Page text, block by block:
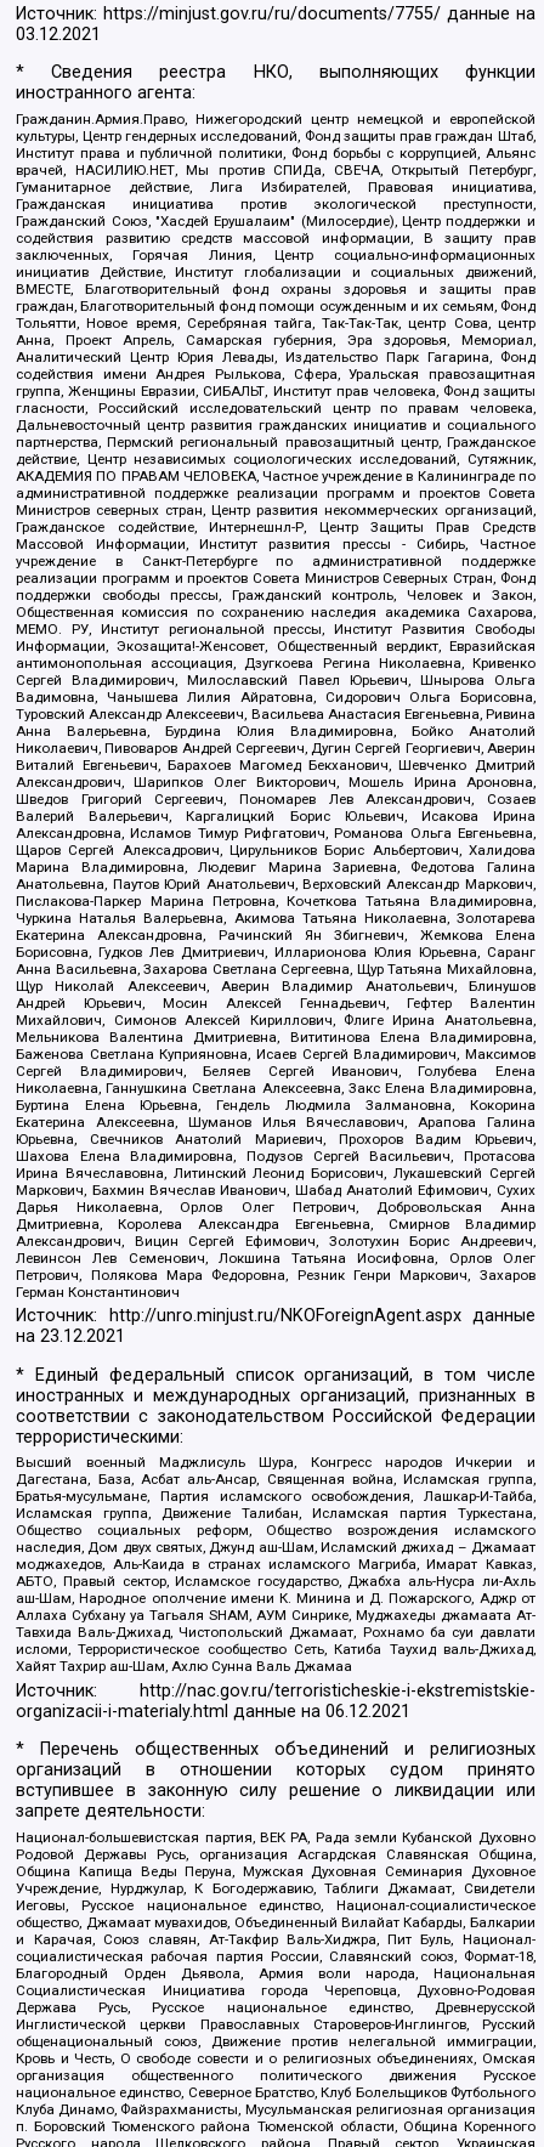
Источник: https://minjust.gov.ru/ru/documents/7755/ данные на
03.12.2021
* Сведения реестра НКО, выполняющих функции
иностранного агента:
Гражданин.Армия.Право, Нижегородский центр немецкой и европейской
культуры, Центр гендерных исследований, Фонд защиты прав граждан Штаб,
Институт права и публичной политики, Фонд борьбы с коррупцией, Альянс
врачей, НАСИЛИЮ.НЕТ, Мы против СПИДа, СВЕЧА, Открытый Петербург,
Гуманитарное действие, Лига Избирателей, Правовая инициатива,
Гражданская инициатива против экологической преступности,
Гражданский Союз, "Хасдей Ерушалаим" (Милосердие), Центр поддержки и
содействия развитию средств массовой информации, В защиту прав
заключенных, Горячая Линия, Центр социально-информационных
инициатив Действие, Институт глобализации и социальных движений,
ВМЕСТЕ, Благотворительный фонд охраны здоровья и защиты прав
граждан, Благотворительный фонд помощи осужденным и их семьям, Фонд
Тольятти, Новое время, Серебряная тайга, Так-Так-Так, центр Сова, центр
Анна, Проект Апрель, Самарская губерния, Эра здоровья, Мемориал,
Аналитический Центр Юрия Левады, Издательство Парк Гагарина, Фонд
содействия имени Андрея Рылькова, Сфера, Уральская правозащитная
группа, Женщины Евразии, СИБАЛЬТ, Институт прав человека, Фонд защиты
гласности, Российский исследовательский центр по правам человека,
Дальневосточный центр развития гражданских инициатив и социального
партнерства, Пермский региональный правозащитный центр, Гражданское
действие, Центр независимых социологических исследований, Сутяжник,
АКАДЕМИЯ ПО ПРАВАМ ЧЕЛОВЕКА, Частное учреждение в Калининграде по
административной поддержке реализации программ и проектов Совета
Министров северных стран, Центр развития некоммерческих организаций,
Гражданское содействие, Интернешнл-Р, Центр Защиты Прав Средств
Массовой Информации, Институт развития прессы - Сибирь, Частное
учреждение в Санкт-Петербурге по административной поддержке
реализации программ и проектов Совета Министров Северных Стран, Фонд
поддержки свободы прессы, Гражданский контроль, Человек и Закон,
Общественная комиссия по сохранению наследия академика Сахарова,
МЕМО. РУ, Институт региональной прессы, Институт Развития Свободы
Информации, Экозащита!-Женсовет, Общественный вердикт, Евразийская
антимонопольная ассоциация, Дзугкоева Регина Николаевна, Кривенко
Сергей Владимирович, Милославский Павел Юрьевич, Шнырова Ольга
Вадимовна, Чанышева Лилия Айратовна, Сидорович Ольга Борисовна,
Туровский Александр Алексеевич, Васильева Анастасия Евгеньевна, Ривина
Анна Валерьевна, Бурдина Юлия Владимировна, Бойко Анатолий
Николаевич, Пивоваров Андрей Сергеевич, Дугин Сергей Георгиевич, Аверин
Виталий Евгеньевич, Барахоев Магомед Бекханович, Шевченко Дмитрий
Александрович, Шарипков Олег Викторович, Мошель Ирина Ароновна,
Шведов Григорий Сергеевич, Пономарев Лев Александрович, Созаев
Валерий Валерьевич, Каргалицкий Борис Юльевич, Исакова Ирина
Александровна, Исламов Тимур Рифгатович, Романова Ольга Евгеньевна,
Щаров Сергей Алексадрович, Цирульников Борис Альбертович, Халидова
Марина Владимировна, Людевиг Марина Зариевна, Федотова Галина
Анатольевна, Паутов Юрий Анатольевич, Верховский Александр Маркович,
Пислакова-Паркер Марина Петровна, Кочеткова Татьяна Владимировна,
Чуркина Наталья Валерьевна, Акимова Татьяна Николаевна, Золотарева
Екатерина Александровна, Рачинский Ян Збигневич, Жемкова Елена
Борисовна, Гудков Лев Дмитриевич, Илларионова Юлия Юрьевна, Саранг
Анна Васильевна, Захарова Светлана Сергеевна, Щур Татьяна Михайловна,
Щур Николай Алексеевич, Аверин Владимир Анатольевич, Блинушов
Андрей Юрьевич, Мосин Алексей Геннадьевич, Гефтер Валентин
Михайлович, Симонов Алексей Кириллович, Флиге Ирина Анатольевна,
Мельникова Валентина Дмитриевна, Вититинова Елена Владимировна,
Баженова Светлана Куприяновна, Исаев Сергей Владимирович, Максимов
Сергей Владимирович, Беляев Сергей Иванович, Голубева Елена
Николаевна, Ганнушкина Светлана Алексеевна, Закс Елена Владимировна,
Буртина Елена Юрьевна, Гендель Людмила Залмановна, Кокорина
Екатерина Алексеевна, Шуманов Илья Вячеславович, Арапова Галина
Юрьевна, Свечников Анатолий Мариевич, Прохоров Вадим Юрьевич,
Шахова Елена Владимировна, Подузов Сергей Васильевич, Протасова
Ирина Вячеславовна, Литинский Леонид Борисович, Лукашевский Сергей
Маркович, Бахмин Вячеслав Иванович, Шабад Анатолий Ефимович, Сухих
Дарья Николаевна, Орлов Олег Петрович, Добровольская Анна
Дмитриевна, Королева Александра Евгеньевна, Смирнов Владимир
Александрович, Вицин Сергей Ефимович, Золотухин Борис Андреевич,
Левинсон Лев Семенович, Локшина Татьяна Иосифовна, Орлов Олег
Петрович, Полякова Мара Федоровна, Резник Генри Маркович, Захаров
Герман Константинович
Источник: http://unro.minjust.ru/NKOForeignAgent.aspxданные
на23.12.2021
* Единый федеральный список организаций, в том числе
иностранных и международных организаций, признанных в
соответствии с законодательством Российской Федерации
террористическими:
Высший военный Маджлисуль Шура, Конгресс народов Ичкерии и
Дагестана, База, Асбат аль-Ансар, Священная война, Исламская группа,
Братья-мусульмане, Партия исламского освобождения, Лашкар-И-Тайба,
Исламская группа, Движение Талибан, Исламская партия Туркестана,
Общество социальных реформ, Общество возрождения исламского
наследия, Дом двух святых, Джунд аш-Шам, Исламский джихад – Джамаат
моджахедов, Аль-Каида в странах исламского Магриба, Имарат Кавказ,
АБТО, Правый сектор, Исламское государство, Джабха аль-Нусра ли-Ахль
аш-Шам, Народное ополчение имени К. Минина и Д. Пожарского, Аджр от
Аллаха Субхану уа Тагьаля SHAM, АУМ Синрике, Муджахеды джамаата Ат-
Тавхида Валь-Джихад, Чистопольский Джамаат, Рохнамо ба суи давлати
исломи, Террористическое сообщество Сеть, Катиба Таухид валь-Джихад,
Хайят Тахрир аш-Шам, Ахлю Сунна Валь Джамаа
Источник:
http://nac.gov.ru/terroristicheskie-i-ekstremistskie-
organizacii-i-materialy.html данные на06.12.2021
* Перечень общественных объединений и религиозных
организаций в отношении которых судом принято
вступившее в законную силу решение о ликвидации или
запрете деятельности:
Национал-большевистская партия, ВЕК РА, Рада земли Кубанской Духовно
Родовой Державы Русь, организация Асгардская Славянская Община,
Община Капища Веды Перуна, Мужская Духовная Семинария Духовное
Учреждение, Нурджулар, К Богодержавию, Таблиги Джамаат, Свидетели
Иеговы, Русское национальное единство, Национал-социалистическое
общество, Джамаат мувахидов, Объединенный Вилайат Кабарды, Балкарии
и Карачая, Союз славян, Ат-Такфир Валь-Хиджра, Пит Буль, Национал-
социалистическая рабочая партия России, Славянский союз, Формат-18,
Благородный Орден Дьявола, Армия воли народа, Национальная
Социалистическая Инициатива города Череповца, Духовно-Родовая
Держава Русь, Русское национальное единство, Древнерусской
Инглистической церкви Православных Староверов-Инглингов, Русский
общенациональный союз, Движение против нелегальной иммиграции,
Кровь и Честь, О свободе совести и о религиозных объединениях, Омская
организация общественного политического движения Русское
национальное единство, Северное Братство, Клуб Болельщиков Футбольного
Клуба Динамо, Файзрахманисты, Мусульманская религиозная организация
п. Боровский Тюменского района Тюменской области, Община Коренного
Русского народа Щелковского района, Правый сектор, Украинская